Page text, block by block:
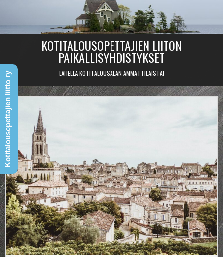
content
KOTITALOUSOPETTAJIEN LIITON
PAIKALLISYHDISTYKSET
LÄHELLÄ KOTITALOUSALAN AMMATTILAISTA!
Kotitalousopettajien liitto ry